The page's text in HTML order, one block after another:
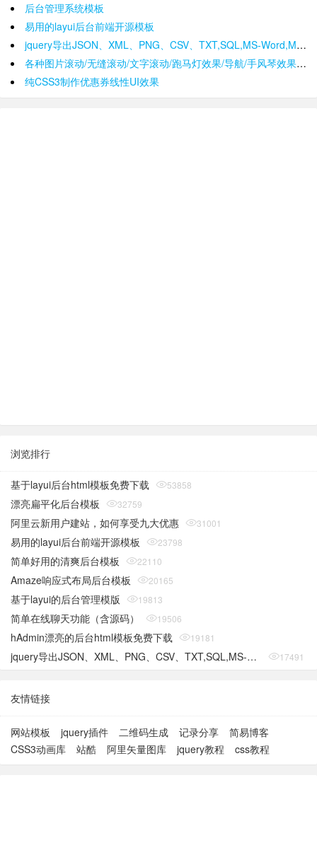
后台管理系统模板
易用的layui后台前端开源模板
jquery导出JSON、XML、PNG、CSV、TXT,SQL,MS-Word,Ms-Excel Ms-Powerpoint、PDF插件
各种图片滚动/无缝滚动/文字滚动/跑马灯效果/导航/手风琴效果/轮播
纯CSS3制作优惠券线性UI效果
浏览排行
基于layui后台html模板免费下载 53858
漂亮扁平化后台模板 32759
阿里云新用户建站，如何享受九大优惠 31001
易用的layui后台前端开源模板 23798
简单好用的清爽后台模板 22110
Amaze响应式布局后台模板 20165
基于layui的后台管理模版 19813
简单在线聊天功能（含源码） 19506
hAdmin漂亮的后台html模板免费下载 19181
jquery导出JSON、XML、PNG、CSV、TXT,SQL,MS-Word,Ms-Excel Ms-Powerpoint、PDF插件 17491
友情链接
网站模板 jquery插件 二维码生成 记录分享
简易博客
CSS3动画库
站酷 阿里矢量图库 jquery教程 css教程